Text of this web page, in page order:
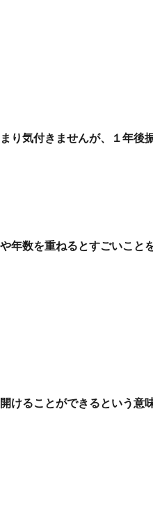
り気付きませんが、１年後
年数を重ねるとすごいこと
けることができるという意味